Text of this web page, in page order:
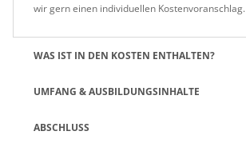
wir gern einen individuellen Kostenvoranschlag.
WAS IST IN DEN KOSTEN ENTHALTEN?
UMFANG & AUSBILDUNGSINHALTE
ABSCHLUSS